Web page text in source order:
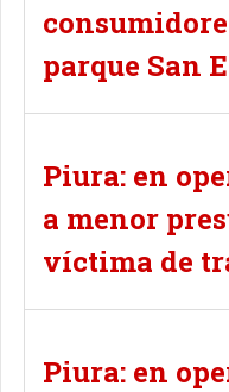
parque San
Piura: en
a menor
víctima de
Piura: en